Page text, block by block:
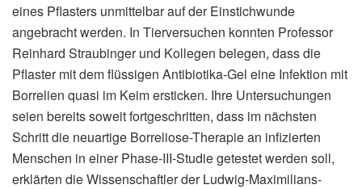
eines Pflasters unmittelbar auf der Einstichwunde
angebracht werden. In Tierversuchen konnten Professor
Reinhard Straubinger und Kollegen belegen, dass die
Pflaster mit dem flüssigen Antibiotika-Gel eine Infektion mit
Borrelien quasi im Keim ersticken. Ihre Untersuchungen
seien bereits soweit fortgeschritten, dass im nächsten
Schritt die neuartige Borreliose-Therapie an infizierten
Menschen in einer Phase-III-Studie getestet werden soll,
erklärten die Wissenschaftler der Ludwig-Maximilians-